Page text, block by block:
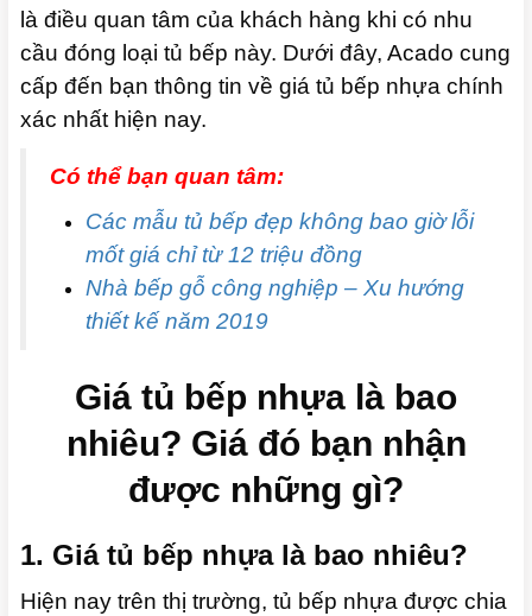
là điều quan tâm của khách hàng khi có nhu
cầu đóng loại tủ bếp này. Dưới đây, Acado cung
cấp đến bạn thông tin về giá tủ bếp nhựa chính
xác nhất hiện nay.
Có thể bạn quan tâm:
Các mẫu tủ bếp đẹp không bao giờ lỗi
mốt giá chỉ từ 12 triệu đồng
Nhà bếp gỗ công nghiệp – Xu hướng
thiết kế năm 2019
Giá tủ bếp nhựa là bao
nhiêu? Giá đó bạn nhận
được những gì?
1. Giá tủ bếp nhựa là bao nhiêu?
Hiện nay trên thị trường, tủ bếp nhựa được chia